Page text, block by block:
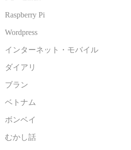
Raspberry Pi
Wordpress
インターネット・モバイル
ダイアリ
ブラン
ベトナム
ボンベイ
むかし話